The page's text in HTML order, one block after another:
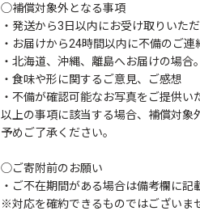
◯補償対象外となる事項
・発送から3日以内にお受け取りいた
・お届けから24時間以内に不備のご連
・北海道、沖縄、離島へお届けの場合。
・食味や形に関するご意見、ご感想
・不備が確認可能なお写真をご提供い
以上の事項に該当する場合、補償対象
予めご了承ください。
◯ご寄附前のお願い
・ご不在期間がある場合は備考欄に記
※対応を確約できるものではございま